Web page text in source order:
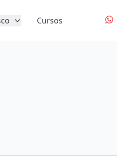
Cursos